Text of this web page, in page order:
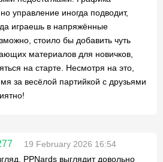
управление иногда подводит,
играешь в напряжённые
стоило бы добавить чуть
материалов для новичков,
на старте. Несмотря на это,
за весёлой партийкой с друзьями
19 February 2026 16:54
PPNards выглядит довольно